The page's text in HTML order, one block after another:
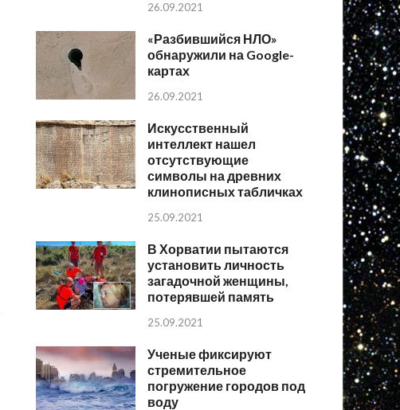
26.09.2021
«Разбившийся НЛО»
обнаружили на Google-
картах
26.09.2021
Искусственный
интеллект нашел
отсутствующие
символы на древних
клинописных табличках
25.09.2021
В Хорватии пытаются
установить личность
загадочной женщины,
потерявшей память
25.09.2021
Ученые фиксируют
стремительное
погружение городов под
воду